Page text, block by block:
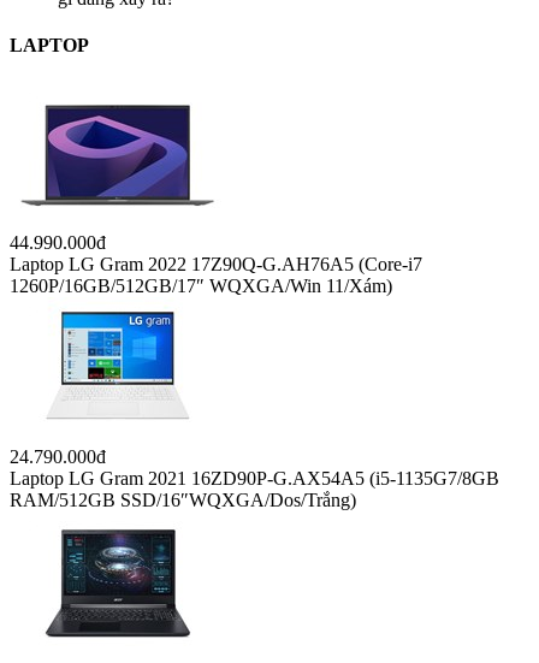
LAPTOP
44.990.000đ
Laptop LG Gram 2022 17Z90Q-G.AH76A5 (Core-i7
1260P/16GB/512GB/17″ WQXGA/Win 11/Xám)
24.790.000đ
Laptop LG Gram 2021 16ZD90P-G.AX54A5 (i5-1135G7/8GB
RAM/512GB SSD/16″WQXGA/Dos/Trắng)